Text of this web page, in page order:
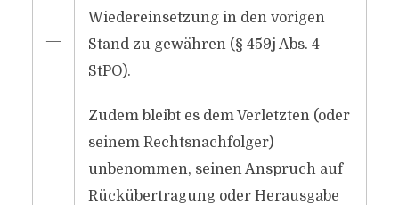
―
Wiedereinsetzung in den vorigen
Stand zu gewähren (§ 459j Abs. 4
StPO).
Zudem bleibt es dem Verletzten (oder
seinem Rechtsnachfolger)
unbenommen, seinen Anspruch auf
Rückübertragung oder Herausgabe